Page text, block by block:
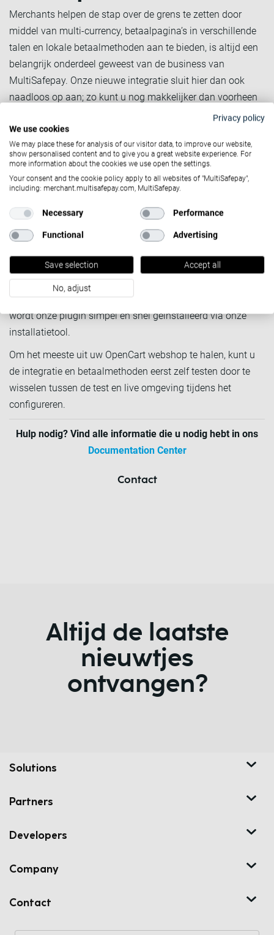
Merchants helpen de stap over de grens te zetten door
middel van multi-currency, betaalpagina’s in verschillende
talen en lokale betaalmethoden aan te bieden, is altijd een
belangrijk onderdeel geweest van de business van
MultiSafepay. Onze nieuwe integratie sluit hier dan ook
naadloos op aan; zo kunt u nog makkelijker dan voorheen
al uw betaalmethoden afstemmen. Zo kunt u uw
betaalmethoden afstemmen op specifieke doelgroepen.
Voor een overzicht van onze betaalmethoden, klikhier.
Eenvoudig
installatie- en
updateproces
de installatie gemakkelijk uit te voeren door middel van een
paar klikken van uw muis. Dit geldt tevens voor merchants
die nog geen gebruik maken van onze plugin - ook hier
wordt onze plugin simpel en snel geïnstalleerd via onze
installatietool.
Om het meeste uit uw OpenCart webshop te halen, kunt u
de integratie en betaalmethoden eerst zelf testen door te
wisselen tussen de test en live omgeving tijdens het
configureren.
Hulp nodig? Vind alle informatie die u nodig hebt in ons
Documentation Center
Contact
Altijd de laatste
nieuwtjes
ontvangen?
Solutions
Partners
Developers
Company
Contact
Privacy policy
We use cookies
We may place these for analysis of our visitor data, to improve our website,
show personalised content and to give you a great website experience. For
more information about the cookies we use open the settings.
Your consent and the cookie policy apply to all websites of "MultiSafepay",
including: merchant.multisafepay.com, MultiSafepay.
Necessary Performance
Functional Advertising
Save selection Accept all
No, adjust